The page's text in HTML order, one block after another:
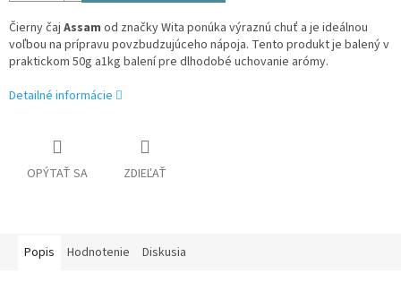
Čierny čaj Assam od značky Wita ponúka výraznú chuť a je ideálnou
voľbou na prípravu povzbudzujúceho nápoja. Tento produkt je balený v
praktickom 50g a1kg balení pre dlhodobé uchovanie arómy.
Detailné informácie
OPÝTAŤ SA ZDIEĽAŤ
Popis Hodnotenie Diskusia